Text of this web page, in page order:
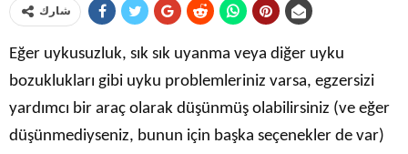
شارك
Eğer uykusuzluk, sık sık uyanma veya diğer uyku
bozuklukları gibi uyku problemleriniz varsa, egzersizi
yardımcı bir araç olarak düşünmüş olabilirsiniz (ve eğer
düşünmediyseniz, bunun için başka seçenekler de var)